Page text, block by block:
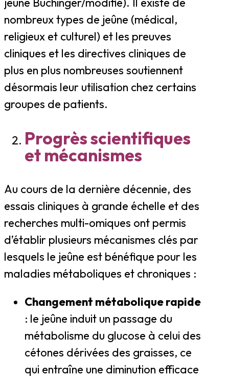
nombreux types de jeûne (médical,
religieux et culturel) et les preuves
cliniques et les directives cliniques de
plus en plus nombreuses soutiennent
désormais leur utilisation chez certains
groupes de patients.
Progrès scientifiques
et mécanismes
Au cours de la dernière décennie, des
essais cliniques à grande échelle et des
recherches multi-omiques ont permis
d’établir plusieurs mécanismes clés par
lesquels le jeûne est bénéfique pour les
maladies métaboliques et chroniques :
Changement métabolique rapide
: le jeûne induit un passage du
métabolisme du glucose à celui des
cétones dérivées des graisses, ce
qui entraîne une diminution efficace